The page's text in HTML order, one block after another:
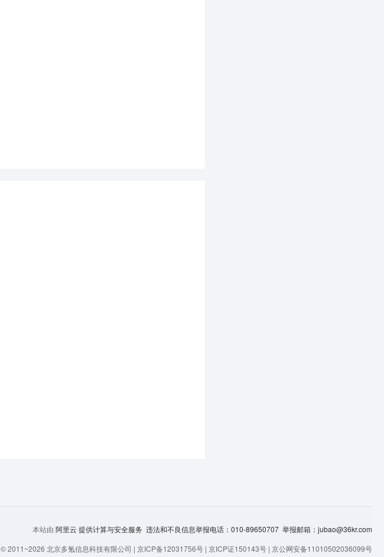
本站由 阿里云 提供计算与安全服务 违法和不良信息举报电话：010-89650707 举报邮箱：jubao@36kr.com
© 2011~2026 北京多氪信息科技有限公司 | 京ICP备12031756号 | 京ICP证150143号 | 京公网安备11010502036099号